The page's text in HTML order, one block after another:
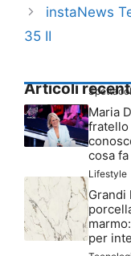
instaNews
35 II
Articoli
Maria
fratello
cosa
Lifestyle
Grandi
per